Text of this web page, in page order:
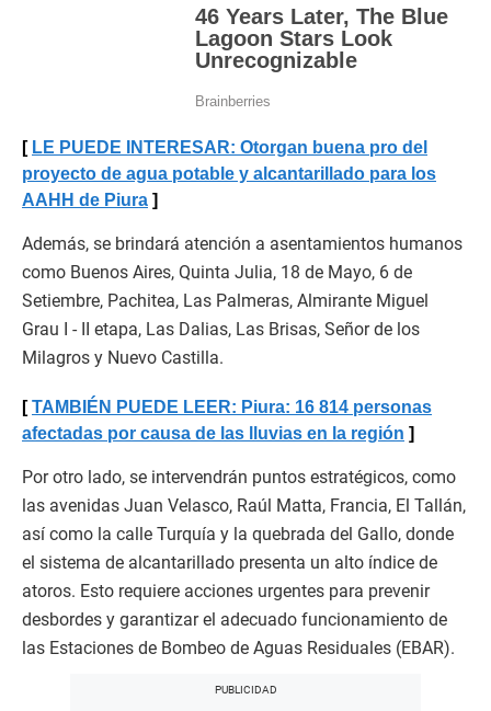
LE PUEDE INTERESAR: Otorgan buena pro del
proyecto de agua potable y alcantarillado para los
AAHH de Piura
Además, se brindará atención a asentamientos humanos
como Buenos Aires, Quinta Julia, 18 de Mayo, 6 de
Setiembre, Pachitea, Las Palmeras, Almirante Miguel
Grau I - II etapa, Las Dalias, Las Brisas, Señor de los
Milagros y Nuevo Castilla.
TAMBIÉN PUEDE LEER: Piura: 16 814 personas
afectadas por causa de las lluvias en la región
Por otro lado, se intervendrán puntos estratégicos, como
las avenidas Juan Velasco, Raúl Matta, Francia, El Tallán,
así como la calle Turquía y la quebrada del Gallo, donde
el sistema de alcantarillado presenta un alto índice de
atoros. Esto requiere acciones urgentes para prevenir
desbordes y garantizar el adecuado funcionamiento de
las Estaciones de Bombeo de Aguas Residuales (EBAR).